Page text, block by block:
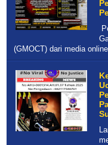
(GMOCT) dari media